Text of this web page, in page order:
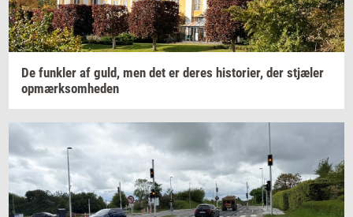
De funk­ler af guld, men det er deres hi­sto­ri­er, der stjæ­ler
op­mærk­som­he­den